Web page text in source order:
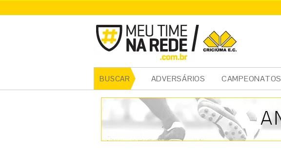
BUSCAR ADVERSÁRIOS CAMPEONATOS